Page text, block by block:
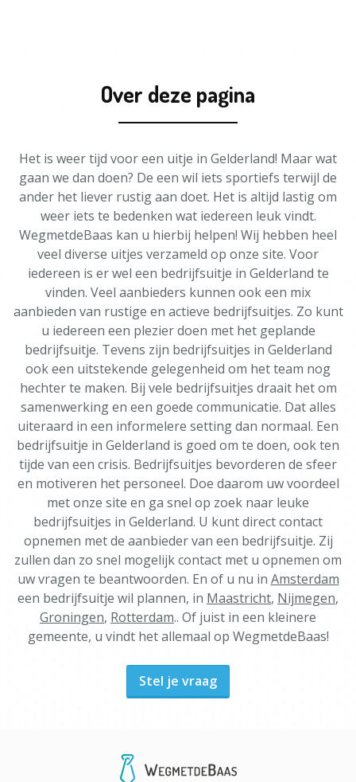
Over deze pagina
Het is weer tijd voor een uitje in Gelderland! Maar wat
gaan we dan doen? De een wil iets sportiefs terwijl de
ander het liever rustig aan doet. Het is altijd lastig om
weer iets te bedenken wat iedereen leuk vindt.
WegmetdeBaas kan u hierbij helpen! Wij hebben heel
veel diverse uitjes verzameld op onze site. Voor
iedereen is er wel een bedrijfsuitje in Gelderland te
vinden. Veel aanbieders kunnen ook een mix
aanbieden van rustige en actieve bedrijfsuitjes. Zo kunt
u iedereen een plezier doen met het geplande
bedrijfsuitje. Tevens zijn bedrijfsuitjes in Gelderland
ook een uitstekende gelegenheid om het team nog
hechter te maken. Bij vele bedrijfsuitjes draait het om
samenwerking en een goede communicatie. Dat alles
uiteraard in een informelere setting dan normaal. Een
bedrijfsuitje in Gelderland is goed om te doen, ook ten
tijde van een crisis. Bedrijfsuitjes bevorderen de sfeer
en motiveren het personeel. Doe daarom uw voordeel
met onze site en ga snel op zoek naar leuke
bedrijfsuitjes in Gelderland. U kunt direct contact
opnemen met de aanbieder van een bedrijfsuitje. Zij
zullen dan zo snel mogelijk contact met u opnemen om
uw vragen te beantwoorden. En of u nu in Amsterdam
een bedrijfsuitje wil plannen, in Maastricht, Nijmegen,
Groningen, Rotterdam.. Of juist in een kleinere
gemeente, u vindt het allemaal op WegmetdeBaas!
Stel je vraag